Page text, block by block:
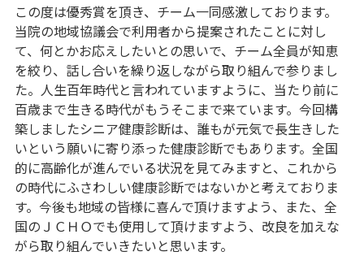
この度は優秀賞を頂き、チーム一同感激しております。
当院の地域協議会で利用者から提案されたことに対し
て、何とかお応えしたいとの思いで、チーム全員が知恵
を絞り、話し合いを繰り返しながら取り組んで参りまし
た。人生百年時代と言われていますように、当たり前に
百歳まで生きる時代がもうそこまで来ています。今回構
築しましたシニア健康診断は、誰もが元気で長生きした
いという願いに寄り添った健康診断でもあります。全国
的に高齢化が進んでいる状況を見てみますと、これから
の時代にふさわしい健康診断ではないかと考えておりま
す。今後も地域の皆様に喜んで頂けますよう、また、全
国のＪＣＨＯでも使用して頂けますよう、改良を加えな
がら取り組んでいきたいと思います。